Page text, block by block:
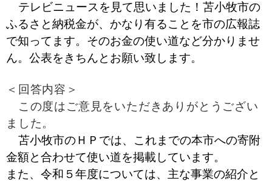
テレビニュースを見て思いました！苫小牧市の
ふるさと納税金が、かなり有ることを市の広報誌
で知ってます。そのお金の使い道など分かりませ
ん。公表をきちんとお願い致します。
＜回答内容＞
この度はご意見をいただきありがとうござい
ました。
苫小牧市のＨＰでは、これまでの本市への寄附
金額と合わせて使い道を掲載しています。
また、令和５年度については、主な事業の紹介と